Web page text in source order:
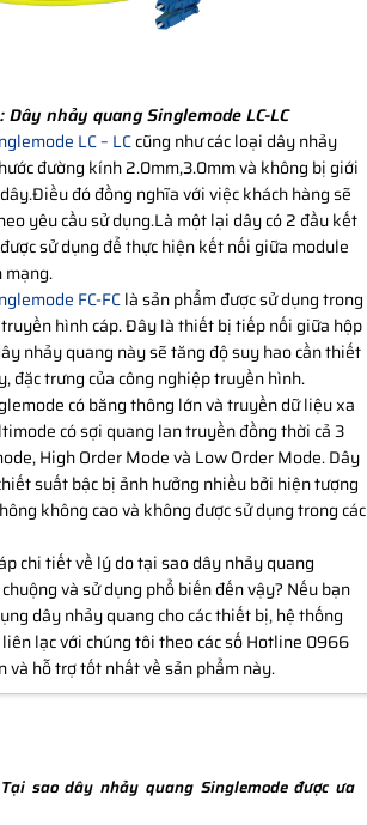
Dây nhảy quang Singlemode LC-LC
LC – LCcũng như các loại dây nhảy
đường kính 2.0mm,3.0mm và không bị giới
đó đồng nghĩa với việc khách hàng sẽ
yêu cầu sử dụng.Là một lại dây có 2 đầu kết
sử dụng để thực hiện kết nối giữa module
mạng.
FC-FClà sản phẩm được sử dụng trong
hình cáp. Đây là thiết bị tiếp nối giữa hộp
nhảy quang này sẽ tăng độ suy hao cần thiết
đặc trưng của công nghiệp truyền hình.
có băng thông lớn và truyền dữ liệu xa
có sợi quang lan truyền đồng thời cả 3
High Order Mode và Low Order Mode. Dây
suất bậc bị ảnh hưởng nhiều bởi hiện tượng
không cao và không được sử dụng trong các
chi tiết về lý do tại sao dây nhảy quang
và sử dụng phổ biến đến vậy? Nếu bạn
dây nhảy quang cho các thiết bị, hệ thống
lạc với chúng tôi theo các số Hotline 0966
và hỗ trợ tốt nhất về sản phẩm này.
Tại sao dây nhảy quang Singlemode được ưa